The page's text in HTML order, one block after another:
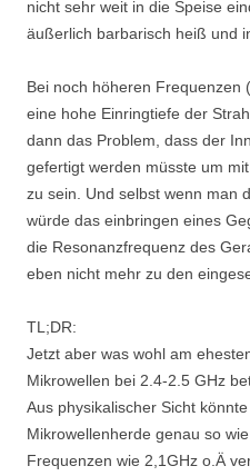
nicht sehr weit in die Speise
äußerlich barbarisch heiß und
Bei noch höheren Frequenzen
eine hohe Einringtiefe der
dann das Problem, dass der
gefertigt werden müsste um
zu sein. Und selbst wenn man
würde das einbringen eines
die Resonanzfrequenz des
eben nicht mehr zu den
TL;DR:
Jetzt aber was wohl am
Mikrowellen bei 2.4-2.5 GHz
Aus physikalischer Sicht
Mikrowellenherde genau so
Frequenzen wie 2,1GHz o.Ä